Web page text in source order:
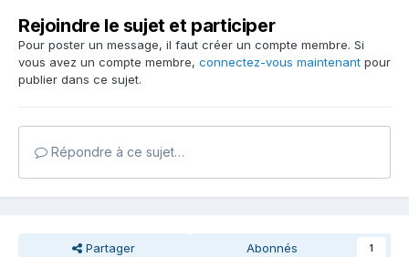
Rejoindre le sujet et participer
Pour poster un message, il faut créer un compte membre. Si
vous avez un compte membre, connectez-vous maintenant pour
publier dans ce sujet.
Répondre à ce sujet…
Partager Abonnés 1